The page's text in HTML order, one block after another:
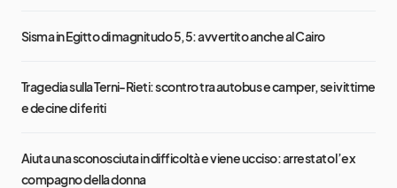
Sisma in Egitto di magnitudo 5,5: avvertito anche al Cairo
Tragedia sulla Terni-Rieti: scontro tra autobus e camper, sei vittime
e decine di feriti
Aiuta una sconosciuta in difficoltà e viene ucciso: arrestato l’ex
compagno della donna